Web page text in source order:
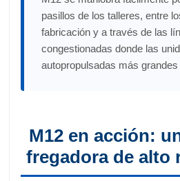
pasillos de los talleres, entre
fabricación y a través de las
congestionadas donde las
autopropulsadas más grandes
M12 en acción:
fregadora de alto